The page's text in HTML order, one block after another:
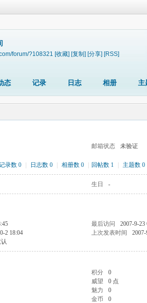
forum/?108321 [收藏] [复制] [分享] [RSS]
态 记录 日志 相册 主
邮箱状态 未验证
录数 0 日志数 0 相册数 0 回帖数 1 主题数 0
生日 -
最后访问
2007-9-23
2 18:04 上次发表时间
积分
0
威望
0 点
魅力
0
金币 0